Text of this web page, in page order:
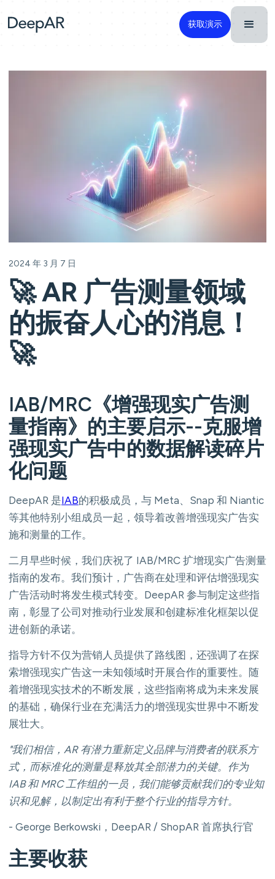
获取演示
2024 年 3 月 7 日
🚀 AR 广告测量领域
的振奋人心的消息！
🚀
IAB/MRC《增强现实广告测
量指南》的主要启示--克服增
强现实广告中的数据解读碎片
化问题
DeepAR 是IAB的积极成员，与 Meta、Snap 和 Niantic
等其他特别小组成员一起，领导着改善增强现实广告实
施和测量的工作。
二月早些时候，我们庆祝了 IAB/MRC 扩增现实广告测量
指南的发布。我们预计，广告商在处理和评估增强现实
广告活动时将发生模式转变。DeepAR 参与制定这些指
南，彰显了公司对推动行业发展和创建标准化框架以促
进创新的承诺。
指导方针不仅为营销人员提供了路线图，还强调了在探
索增强现实广告这一未知领域时开展合作的重要性。随
着增强现实技术的不断发展，这些指南将成为未来发展
的基础，确保行业在充满活力的增强现实世界中不断发
展壮大。
"我们相信，AR 有潜力重新定义品牌与消费者的联系方
式，而标准化的测量是释放其全部潜力的关键。作为
IAB 和 MRC 工作组的一员，我们能够贡献我们的专业知
识和见解，以制定出有利于整个行业的指导方针。
- George Berkowski，DeepAR / ShopAR 首席执行官
主要收获